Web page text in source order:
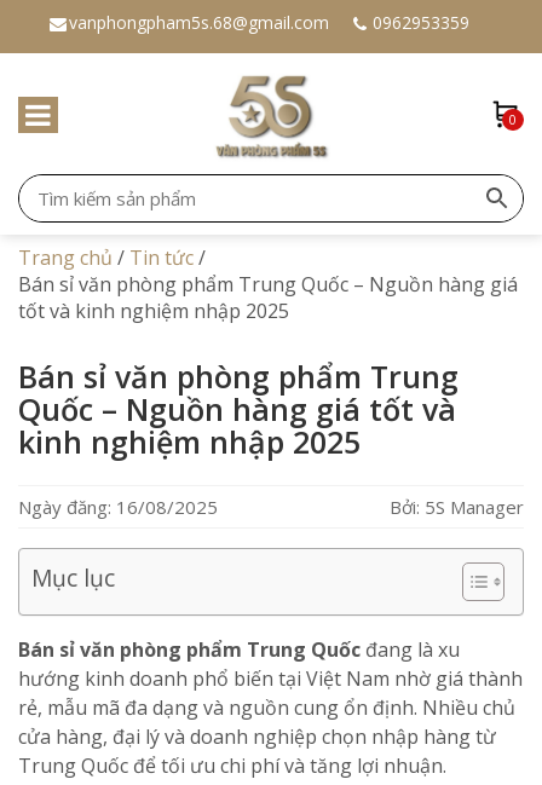
vanphongpham5s.68@gmail.com 0962953359
0
Trang chủ / Tin tức/
Bán sỉ văn phòng phẩm Trung Quốc – Nguồn hàng giá
tốt và kinh nghiệm nhập 2025
Bán sỉ văn phòng phẩm Trung
Quốc – Nguồn hàng giá tốt và
kinh nghiệm nhập 2025
Ngày đăng: 16/08/2025 Bởi: 5S Manager
Mục lục
Bán sỉ văn phòng phẩm Trung Quốc đang là xu
hướng kinh doanh phổ biến tại Việt Nam nhờ giá thành
rẻ, mẫu mã đa dạng và nguồn cung ổn định. Nhiều chủ
cửa hàng, đại lý và doanh nghiệp chọn nhập hàng từ
Trung Quốc để tối ưu chi phí và tăng lợi nhuận.